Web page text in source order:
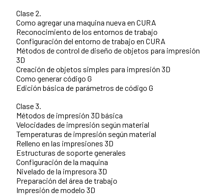
Clase 2.
Como agregar una maquina nueva en CURA
Reconocimiento de los entornos de trabajo
Configuración del entorno de trabajo en CURA
Métodos de control de diseño de objetos para impresión
3D
Creación de objetos simples para impresión 3D
Como generar código G
Edición básica de parámetros de código G
Clase 3.
Métodos de impresión 3D básica
Velocidades de impresión según material
Temperaturas de impresión según material
Relleno en las impresiones 3D
Estructuras de soporte generales
Configuración de la maquina
Nivelado de la impresora 3D
Preparación del área de trabajo
Impresión de modelo 3D